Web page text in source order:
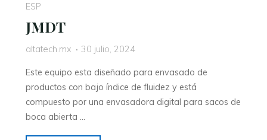
ESP
JMDT
altatech.mx 30 julio, 2024
Este equipo esta diseñado para envasado de
productos con bajo índice de fluidez y está
compuesto por una envasadora digital para sacos de
boca abierta …